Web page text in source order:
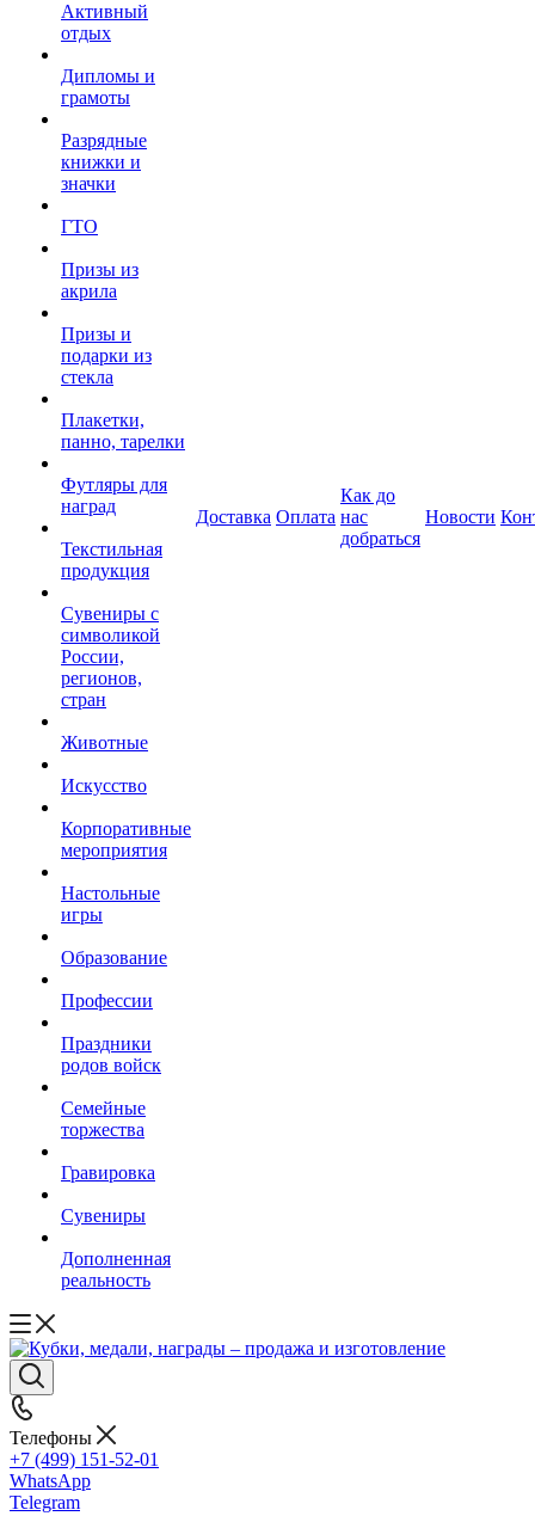
Активный
отдых
Дипломы и
грамоты
Разрядные
книжки и
значки
ГТО
Призы из
акрила
Призы и
подарки из
стекла
Плакетки,
панно, тарелки
Футляры для
наград
Текстильная
продукция
Сувениры с
символикой
России,
регионов,
стран
Животные
Искусство
Корпоративные
мероприятия
Настольные
игры
Образование
Профессии
Праздники
родов войск
Семейные
торжества
Гравировка
Сувениры
Дополненная
реальность
Доставка Оплата
Как до
нас
добраться
Новости
Телефоны
+7 (499) 151-52-01
WhatsApp
Telegram